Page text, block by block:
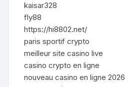
kaisar328
fly88
https://hi8802.net/
paris sportif crypto
meilleur site casino live
casino crypto en ligne
nouveau casino en ligne 2026